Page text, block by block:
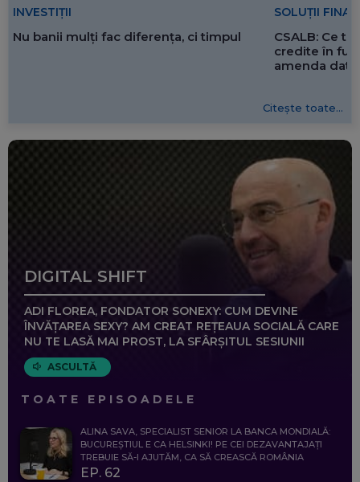
INVESTIȚII
Nu banii mulți fac diferența, ci timpul
SOLUȚII
CSALB: Ce
credite în
amenda
Citește toate...
DIGITAL SHIFT
ADI FLOREA, FONDATOR SONEXY: CUM DEVINE
ÎNVĂȚAREA SEXY? AM CREAT REȚEAUA SOCIALĂ CARE
NU TE LASĂ MAI PROST, LA SFÂRȘITUL SESIUNII
ASCULTĂ
TOATE EPISOADELE
ALINA SAVA, SPECIALIST SENIOR LA BANCA MONDIALĂ:
BUCUREȘTIUL E CA HELSINKI! PE CEI DEZAVANTAJAȚI
TREBUIE SĂ-I AJUTĂM, CA SĂ CREASCĂ ROMÂNIA
EP. 62